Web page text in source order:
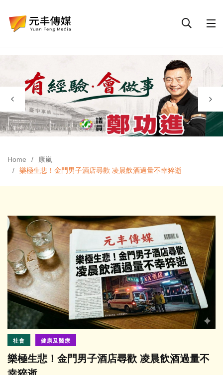
Home
康嵐
樂極生悲！金門男子酒店尋歡 凌晨飲酒過量不幸猝逝
社會 健康及醫療
樂極生悲！金門男子酒店尋歡 凌晨飲酒過量不